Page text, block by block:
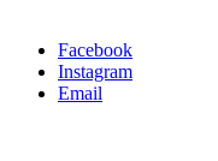
Facebook
Instagram
Email